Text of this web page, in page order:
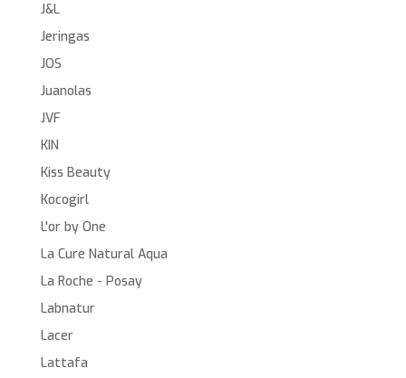
J&L
Jeringas
JOS
Juanolas
JVF
KIN
Kiss Beauty
Kocogirl
L'or by One
La Cure Natural Aqua
La Roche - Posay
Labnatur
Lacer
Lattafa